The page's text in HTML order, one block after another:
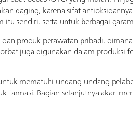
daging, karena sifat
sendiri, serta untuk berbagai
produk perawatan pribadi,
juga digunakan dalam produksi
mematuhi undang-undang
farmasi. Bagian selanjutnya akan